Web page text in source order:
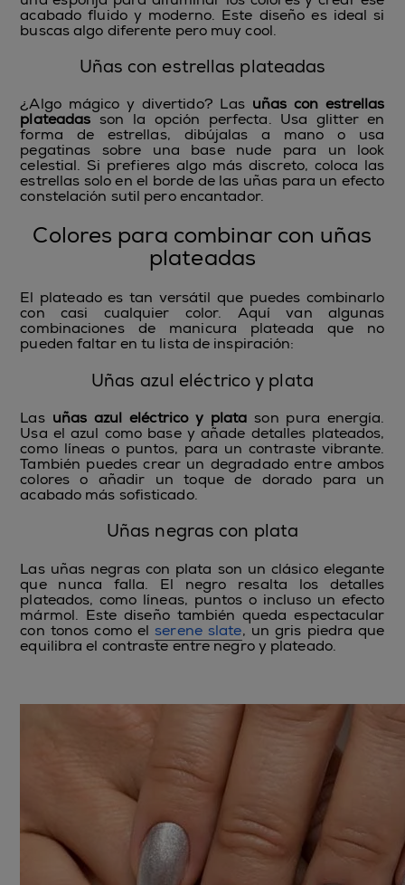
acabado fluido y moderno. Este diseño es ideal si
buscas algo diferente pero muy cool.
Uñas con estrellas plateadas
¿Algo mágico y divertido? Las uñas con estrellas
plateadas son la opción perfecta. Usa glitter en
forma de estrellas, dibújalas a mano o usa
pegatinas sobre una base nude para un look
celestial. Si prefieres algo más discreto, coloca las
estrellas solo en el borde de las uñas para un efecto
constelación sutil pero encantador.
Colores para combinar con uñas
plateadas
El plateado es tan versátil que puedes combinarlo
con casi cualquier color. Aquí van algunas
combinaciones de manicura plateada que no
pueden faltar en tu lista de inspiración:
Uñas azul eléctrico y plata
Las uñas azul eléctrico y plata son pura energía.
Usa el azul como base y añade detalles plateados,
como líneas o puntos, para un contraste vibrante.
También puedes crear un degradado entre ambos
colores o añadir un toque de dorado para un
acabado más sofisticado.
Uñas negras con plata
Las uñas negras con plata son un clásico elegante
que nunca falla. El negro resalta los detalles
plateados, como líneas, puntos o incluso un efecto
mármol. Este diseño también queda espectacular
con tonos como elserene slate, un gris piedra que
equilibra el contraste entre negro y plateado.